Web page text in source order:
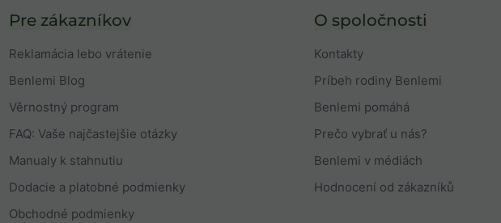
Pre zákazníkov
Reklamácia lebo vrátenie
Benlemi Blog
Věrnostný program
FAQ: Vaše najčastejšie otázky
Manualy k stahnutiu
Dodacie a platobné podmienky
Obchodné podmienky
O spoločnosti
Kontakty
Príbeh rodiny Benlemi
Benlemi pomáhá
Prečo vybrať u nás?
Benlemi v médiách
Hodnocení od zákazníků